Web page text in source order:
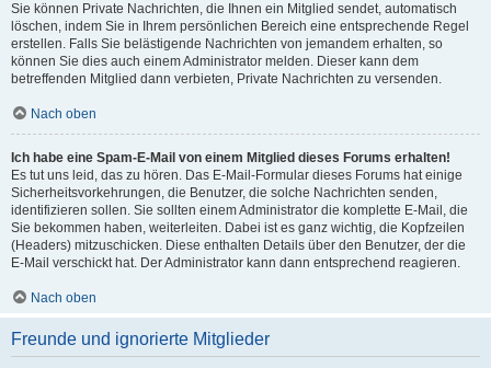
Sie können Private Nachrichten, die Ihnen ein Mitglied sendet, automatisch
löschen, indem Sie in Ihrem persönlichen Bereich eine entsprechende Regel
erstellen. Falls Sie belästigende Nachrichten von jemandem erhalten, so
können Sie dies auch einem Administrator melden. Dieser kann dem
betreffenden Mitglied dann verbieten, Private Nachrichten zu versenden.
Nach oben
Ich habe eine Spam-E-Mail von einem Mitglied dieses Forums erhalten!
Es tut uns leid, das zu hören. Das E-Mail-Formular dieses Forums hat einige
Sicherheitsvorkehrungen, die Benutzer, die solche Nachrichten senden,
identifizieren sollen. Sie sollten einem Administrator die komplette E-Mail, die
Sie bekommen haben, weiterleiten. Dabei ist es ganz wichtig, die Kopfzeilen
(Headers) mitzuschicken. Diese enthalten Details über den Benutzer, der die
E-Mail verschickt hat. Der Administrator kann dann entsprechend reagieren.
Nach oben
Freunde und ignorierte Mitglieder